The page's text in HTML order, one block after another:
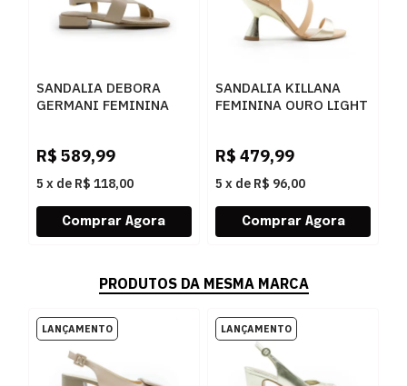
SANDALIA DEBORA
GERMANI FEMININA
R$ 589,99
5 x de R$ 118,00
SANDALIA KILLANA
FEMININA OURO LIGHT
R$ 479,99
5 x de R$ 96,00
PRODUTOS DA MESMA MARCA